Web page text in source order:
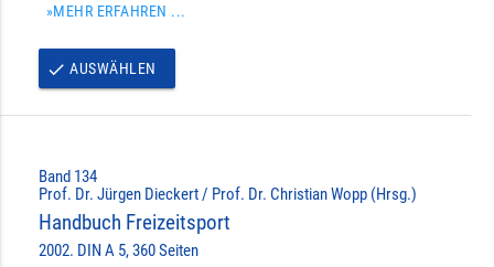
»MEHR ERFAHREN ...
done AUSWÄHLEN
Band 134
Prof. Dr. Jürgen Dieckert / Prof. Dr. Christian Wopp (Hrsg.)
Handbuch Freizeitsport
2002. DIN A 5, 360 Seiten